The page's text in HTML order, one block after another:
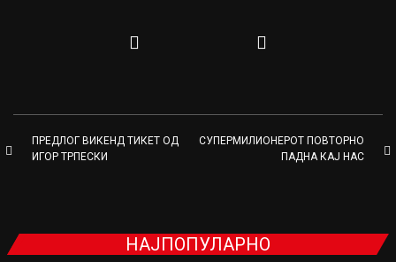
ПРЕДЛОГ ВИКЕНД ТИКЕТ ОД
ИГОР ТРПЕСКИ
СУПЕРМИЛИОНЕРОТ ПОВТОРНО
ПАДНА КАЈ НАС
НАЈПОПУЛАРНО